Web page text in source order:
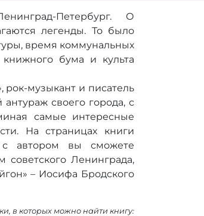
Петербург. О
легенды. То было
время коммунальных
бума и культа
рок-музыкант и писатель
своего города, с
самые интересные
На страницах книги
с автором вы сможете
советского Ленинграда,
– Иосифа Бродского
в которых можно найти книгу: